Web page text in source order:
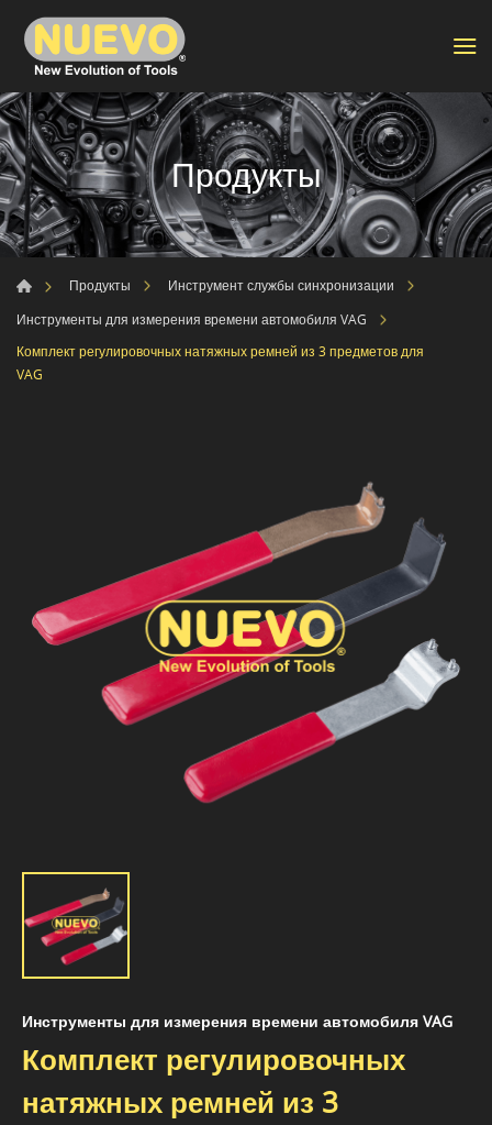
Продукты
Продукты
Инструмент службы синхронизации
Инструменты для измерения времени автомобиля VAG
Комплект регулировочных натяжных ремней из 3 предметов для
VAG
Инструменты для измерения времени автомобиля VAG
Комплект регулировочных
натяжных ремней из 3